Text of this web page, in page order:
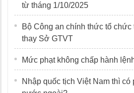
từ tháng 1/10/2025
Bộ Công an chính thức tổ chức
thay Sở GTVT
Mức phạt không chấp hành
Nhập quốc tịch Việt Nam thì có